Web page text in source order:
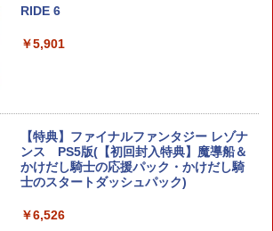
ch2版
ダービースタリオン2 【Switch2】 POT-
P-AB73A
RIDE 6
￥5,901
【特典】ファイナルファンタジー レゾナ
ンス PS5版(【初回封入特典】魔導船＆
かけだし騎士の応援パック・かけだし騎
士のスタートダッシュパック)
￥6,526